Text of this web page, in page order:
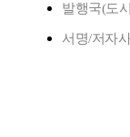
발행국(도
서명/저자